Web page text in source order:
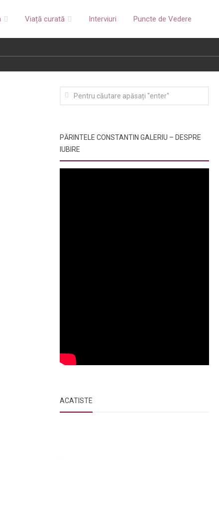
Viață curată Interviuri Puncte de Vedere
PĂRINTELE CONSTANTIN GALERIU – DESPRE
IUBIRE
ACATISTE